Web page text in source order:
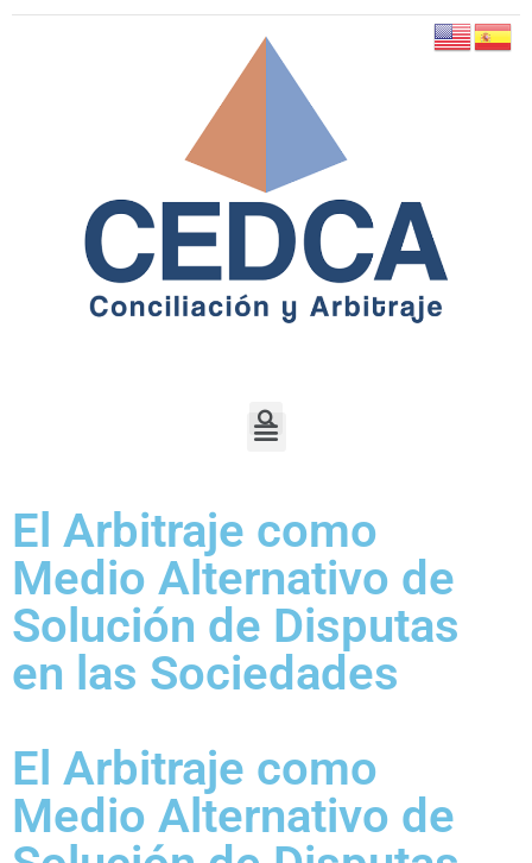
El Arbitraje como
Medio Alternativo de
Solución de Disputas
en las Sociedades
El Arbitraje como
Medio Alternativo de